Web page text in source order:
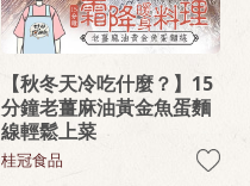
【秋冬天冷吃什麼？】15
分鐘老薑麻油黃金魚蛋麵
線輕鬆上菜
桂冠食品